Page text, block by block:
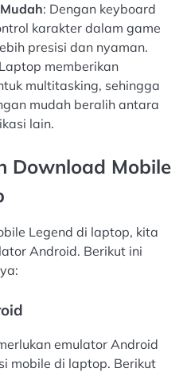
: Dengan keyboard
karakter dalam game
presisi dan nyaman.
memberikan
multitasking, sehingga
mudah beralih antara
lain.
Download Mobile
Legend di laptop, kita
Android. Berikut ini
emulator Android
mobile di laptop. Berikut